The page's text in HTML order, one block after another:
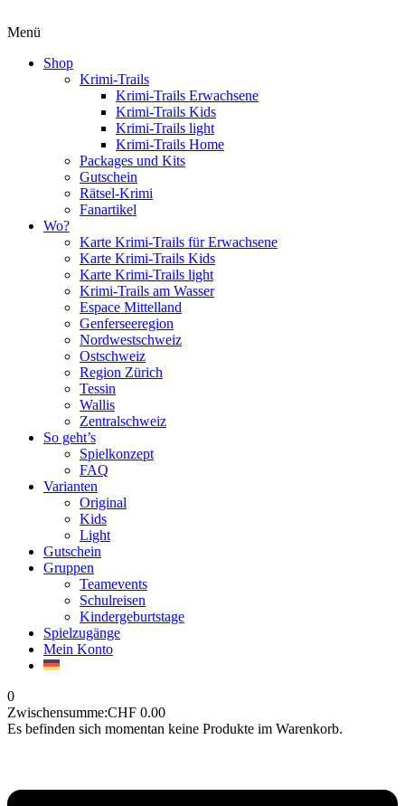
Menü
Shop
Krimi-Trails
Krimi-Trails Erwachsene
Krimi-Trails Kids
Krimi-Trails light
Krimi-Trails Home
Packages und Kits
Gutschein
Rätsel-Krimi
Fanartikel
Wo?
Karte Krimi-Trails für Erwachsene
Karte Krimi-Trails Kids
Karte Krimi-Trails light
Krimi-Trails am Wasser
Espace Mittelland
Genferseeregion
Nordwestschweiz
Ostschweiz
Region Zürich
Tessin
Wallis
Zentralschweiz
So geht’s
Spielkonzept
FAQ
Varianten
Original
Kids
Light
Gutschein
Gruppen
Teamevents
Schulreisen
Kindergeburtstage
Spielzugänge
Mein Konto
0
Zwischensumme:CHF 0.00
Es befinden sich momentan keine Produkte im Warenkorb.